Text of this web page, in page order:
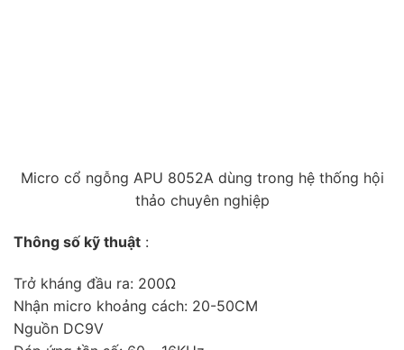
Micro cổ ngỗng APU 8052A dùng trong hệ thống hội
thảo chuyên nghiệp
Thông số kỹ thuật :
Trở kháng đầu ra: 200Ω
Nhận micro khoảng cách: 20-50CM
Nguồn DC9V